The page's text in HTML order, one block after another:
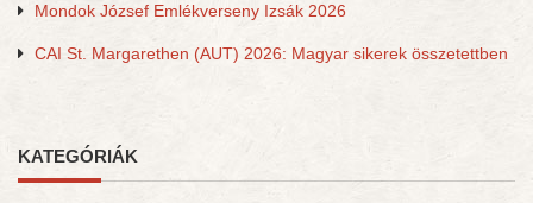
Mondok József Emlékverseny Izsák 2026
CAI St. Margarethen (AUT) 2026: Magyar sikerek összetettben
KATEGÓRIÁK